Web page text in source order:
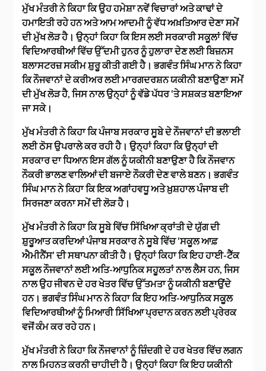
ਮੁੱਖ ਮੰਤਰੀ ਨੇ ਕਿਹਾ ਕਿ ਉਹ ਹਮੇਸ਼ਾ ਨਵੇਂ ਵਿਚਾਰਾਂ ਅਤੇ ਕਾਢਾਂ ਦੇ
ਹਮਾਇਤੀ ਰਹੇ ਹਨ ਅਤੇ ਆਮ ਆਦਮੀ ਨੂੰ ਵੱਧ ਅਖ਼ਤਿਆਰ ਦੇਣਾ ਸਮੇਂ
ਦੀ ਮੁੱਖ ਲੋੜ ਹੈ। ਉਨ੍ਹਾਂ ਕਿਹਾ ਕਿ ਇਸ ਲਈ ਸਰਕਾਰੀ ਸਕੂਲਾਂ ਵਿੱਚ
ਵਿਦਿਆਰਥੀਆਂ ਵਿੱਚ ਉੱਦਮੀ ਹੁਨਰ ਨੂੰ ਹੁਲਾਰਾ ਦੇਣ ਲਈ ਬਿਜ਼ਨਸ
ਬਲਾਸਟਰਜ਼ ਸਕੀਮ ਸ਼ੁਰੂ ਕੀਤੀ ਗਈ ਹੈ। ਭਗਵੰਤ ਸਿੰਘ ਮਾਨ ਨੇ ਕਿਹਾ
ਕਿ ਨੌਜਵਾਨਾਂ ਦੇ ਕਰੀਅਰ ਲਈ ਮਾਰਗਦਰਸ਼ਨ ਯਕੀਨੀ ਬਣਾਉਣਾ ਸਮੇਂ
ਦੀ ਮੁੱਖ ਲੋੜ ਹੈ, ਜਿਸ ਨਾਲ ਉਨ੍ਹਾਂ ਨੂੰ ਵੱਡੇ ਪੱਧਰ ‘ਤੇ ਸਸ਼ਕਤ ਬਣਾਇਆ
ਜਾ ਸਕੇ।
ਮੁੱਖ ਮੰਤਰੀ ਨੇ ਕਿਹਾ ਕਿ ਪੰਜਾਬ ਸਰਕਾਰ ਸੂਬੇ ਦੇ ਨੌਜਵਾਨਾਂ ਦੀ ਭਲਾਈ
ਲਈ ਠੋਸ ਉਪਰਾਲੇ ਕਰ ਰਹੀ ਹੈ। ਉਨ੍ਹਾਂ ਕਿਹਾ ਕਿ ਉਨ੍ਹਾਂ ਦੀ
ਸਰਕਾਰ ਦਾ ਧਿਆਨ ਇਸ ਗੱਲ ਨੂੰ ਯਕੀਨੀ ਬਣਾਉਣਾ ਹੈ ਕਿ ਨੌਜਵਾਨ
ਨੌਕਰੀ ਭਾਲਣ ਵਾਲਿਆਂ ਦੀ ਬਜਾਏ ਨੌਕਰੀ ਦੇਣ ਵਾਲੇ ਬਣਨ। ਭਗਵੰਤ
ਸਿੰਘ ਮਾਨ ਨੇ ਕਿਹਾ ਕਿ ਇਕ ਅਗਾਂਹਵਧੂ ਅਤੇ ਖ਼ੁਸ਼ਹਾਲ ਪੰਜਾਬ ਦੀ
ਸਿਰਜਣਾ ਕਰਨਾ ਸਮੇਂ ਦੀ ਲੋੜ ਹੈ।
ਮੁੱਖ ਮੰਤਰੀ ਨੇ ਕਿਹਾ ਕਿ ਸੂਬੇ ਵਿੱਚ ਸਿੱਖਿਆ ਕ੍ਰਾਂਤੀ ਦੇ ਯੁੱਗ ਦੀ
ਸ਼ੁਰੂਆਤ ਕਰਦਿਆਂ ਪੰਜਾਬ ਸਰਕਾਰ ਨੇ ਸੂਬੇ ਵਿੱਚ ‘ਸਕੂਲ ਆਫ਼
ਐਮੀਨੈਂਸ’ ਦੀ ਸਥਾਪਨਾ ਕੀਤੀ ਹੈ। ਉਨ੍ਹਾਂ ਕਿਹਾ ਕਿ ਇਹ ਹਾਈ-ਟੈੱਕ
ਸਕੂਲ ਨੌਜਵਾਨਾਂ ਲਈ ਅਤਿ-ਆਧੁਨਿਕ ਸਹੂਲਤਾਂ ਨਾਲ ਲੈਸ ਹਨ, ਜਿਸ
ਨਾਲ ਉਹ ਜੀਵਨ ਦੇ ਹਰ ਖੇਤਰ ਵਿੱਚ ਉੱਤਮਤਾ ਨੂੰ ਯਕੀਨੀ ਬਣਾਉਂਦੇ
ਹਨ। ਭਗਵੰਤ ਸਿੰਘ ਮਾਨ ਨੇ ਕਿਹਾ ਕਿ ਇਹ ਅਤਿ-ਆਧੁਨਿਕ ਸਕੂਲ
ਵਿਦਿਆਰਥੀਆਂ ਨੂੰ ਮਿਆਰੀ ਸਿੱਖਿਆ ਪ੍ਰਦਾਨ ਕਰਨ ਲਈ ਪ੍ਰੇਰਕ
ਵਜੋਂ ਕੰਮ ਕਰ ਰਹੇ ਹਨ।
ਮੁੱਖ ਮੰਤਰੀ ਨੇ ਕਿਹਾ ਕਿ ਨੌਜਵਾਨਾਂ ਨੂੰ ਜ਼ਿੰਦਗੀ ਦੇ ਹਰ ਖੇਤਰ ਵਿੱਚ ਲਗਨ
ਨਾਲ ਮਿਹਨਤ ਕਰਨੀ ਚਾਹੀਦੀ ਹੈ। ਉਨ੍ਹਾਂ ਕਿਹਾ ਕਿ ਇਹ ਯਕੀਨੀ